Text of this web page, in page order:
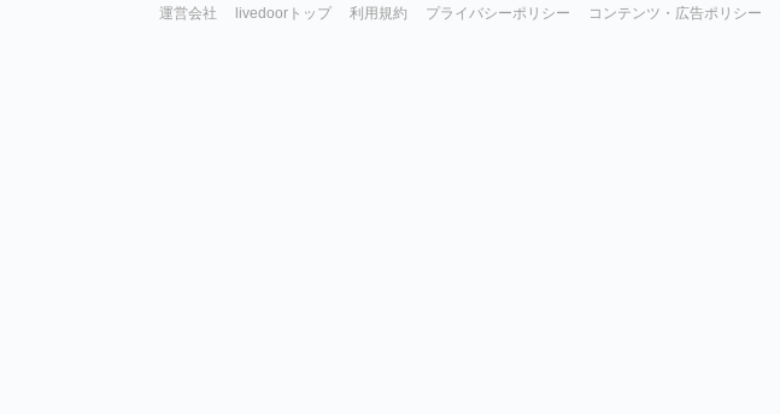
運営会社 livedoorトップ 利用規約 プライバシーポリシー コンテンツ・広告ポリシー